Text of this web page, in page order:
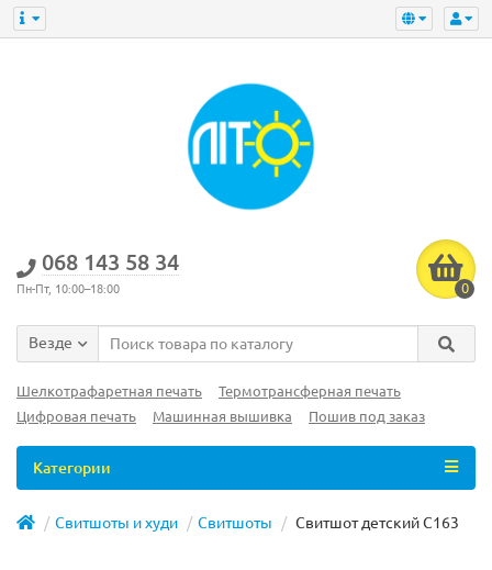
‎068 143 58 34
Пн-Пт, 10:00–18:00 0
Везде
Шелкотрафаретная печать
Термотрансферная печать
Цифровая печать
Машинная вышивка Пошив под заказ
Категории
Свитшоты и худи Cвитшоты Свитшот детский С163